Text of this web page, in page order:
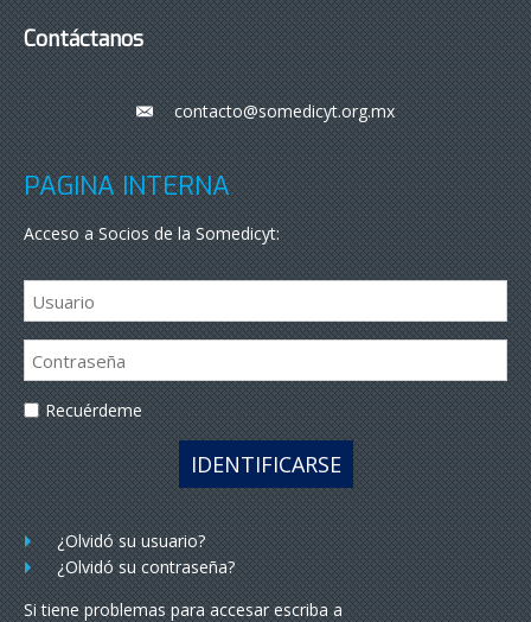
Contáctanos
___contacto@somedicyt.org.mx
PÁGINA INTERNA
Acceso a Socios de la Somedicyt:
Recuérdeme
IDENTIFICARSE
¿Olvidó su usuario?
¿Olvidó su contraseña?
Si tiene problemas para accesar escriba a